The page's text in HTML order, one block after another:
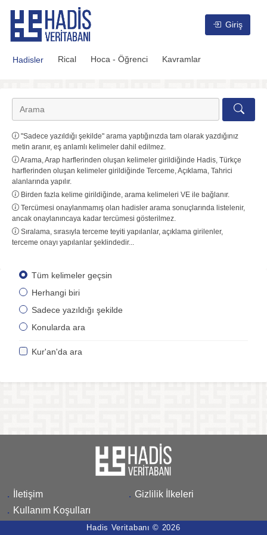
Hadis Veritabanı
Hadisler Rical Hoca - Öğrenci Kavramlar
Giriş
"Sadece yazıldığı şekilde" arama yaptığınızda tam olarak yazdığınız
metin aranır, eş anlamlı kelimeler dahil edilmez.
Arama, Arap harflerinden oluşan kelimeler girildiğinde Hadis, Türkçe
harflerinden oluşan kelimeler girildiğinde Terceme, Açıklama, Tahrici
alanlarında yapılır.
Birden fazla kelime girildiğinde, arama kelimeleri VE ile bağlanır.
Tercümesi onaylanmamış olan hadisler arama sonuçlarında listelenir,
ancak onaylanıncaya kadar tercümesi gösterilmez.
Sıralama, sırasıyla terceme teyiti yapılanlar, açıklama girilenler,
terceme onayı yapılanlar şeklindedir...
Tüm kelimeler geçsin
Herhangi biri
Sadece yazıldığı şekilde
Konularda ara
Kur'an'da ara
. İletişim . Gizlilik İlkeleri
. Kullanım Koşulları
Hadis Veritabanı © 2026